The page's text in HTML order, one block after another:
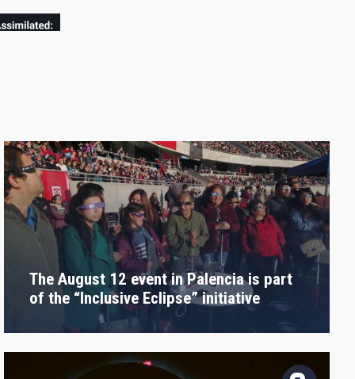
The August 12 event in Palencia is part
of the “Inclusive Eclipse” initiative